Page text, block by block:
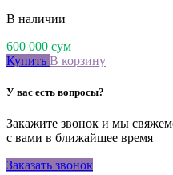
В наличии
600 000 сум
Купить В корзину
У вас есть вопросы?
Закажите звонок и мы
с вами в ближайшее время
Заказать звонок